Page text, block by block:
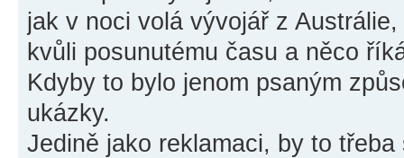
jak v noci volá vývojář z Austrálie,
kvůli posunutému času a něco
Kdyby to bylo jenom psaným
ukázky.
Jedině jako reklamaci, by to třeba